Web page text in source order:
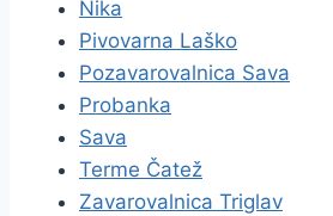
Nika
Pivovarna Laško
Pozavarovalnica Sava
Probanka
Sava
Terme Čatež
Zavarovalnica Triglav